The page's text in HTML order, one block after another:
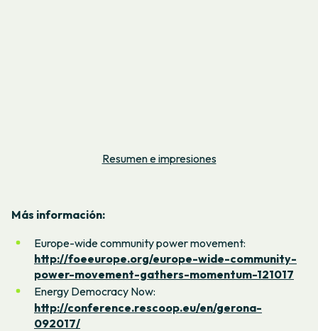
Resumen e impresiones
Más información:
Europe-wide community power movement:
http://foeeurope.org/europe-wide-community-
power-movement-gathers-momentum-121017
Energy Democracy Now:
http://conference.rescoop.eu/en/gerona-
092017/